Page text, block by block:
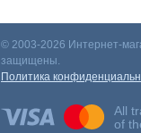
© 2003-2026 Интернет-
защищены.
Политика
All
of